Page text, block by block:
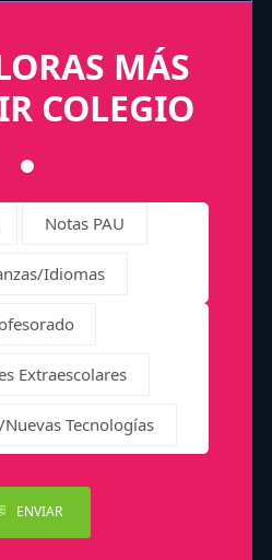
MÁS
COLEGIO
Notas PAU
Idiomas
Extraescolares
Tecnologías
ENVIAR